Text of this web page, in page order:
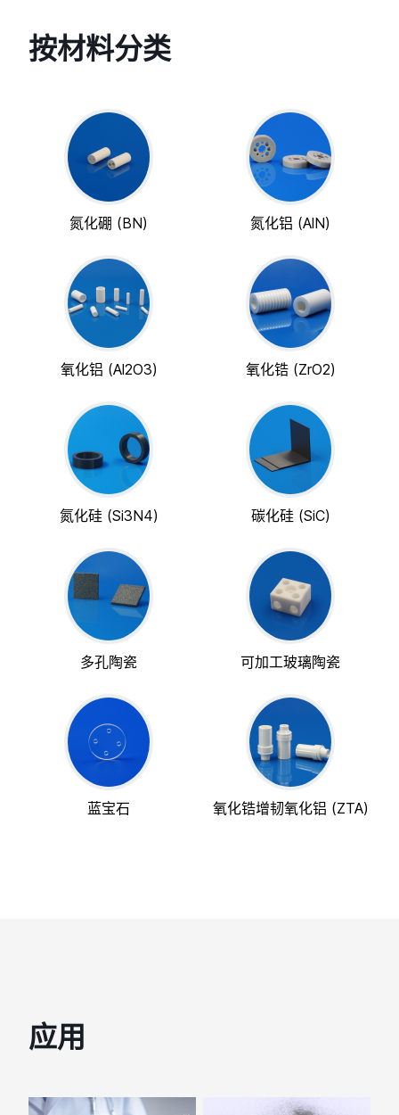
按材料分类
氮化硼 (BN) 氮化铝 (AlN)
氧化铝 (Al2O3) 氧化锆 (ZrO2)
氮化硅 (Si3N4) 碳化硅 (SiC)
多孔陶瓷 可加工玻璃陶瓷
蓝宝石 氧化锆增韧氧化铝 (ZTA)
应用